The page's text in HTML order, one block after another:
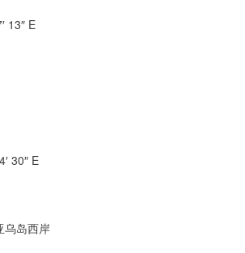
13″ E
30″ E
乌岛西岸